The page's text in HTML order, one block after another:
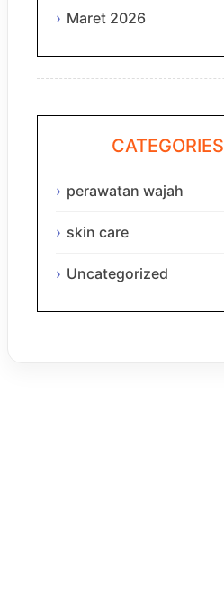
Maret 2026
CATEGORIES
perawatan wajah
skin care
Uncategorized